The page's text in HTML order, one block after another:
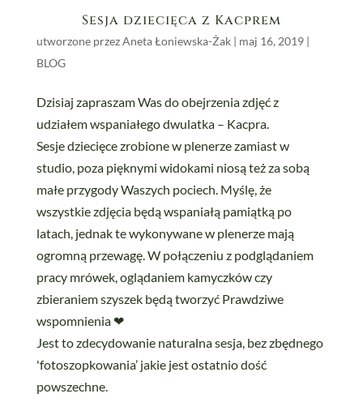
Sesja dziecięca z Kacprem
utworzone przezAneta Łoniewska-Żak| maj 16, 2019|
BLOG
Dzisiaj zapraszam Was do obejrzenia zdjęć z
udziałem wspaniałego dwulatka – Kacpra.
Sesje dziecięce zrobione w plenerze zamiast w
studio, poza pięknymi widokami niosą też za sobą
małe przygody Waszych pociech. Myślę, że
wszystkie zdjęcia będą wspaniałą pamiątką po
latach, jednak te wykonywane w plenerze mają
ogromną przewagę. W połączeniu z podglądaniem
pracy mrówek, oglądaniem kamyczków czy
zbieraniem szyszek będą tworzyć Prawdziwe
wspomnienia ❤
Jest to zdecydowanie naturalna sesja, bez zbędnego
'fotoszopkowania’ jakie jest ostatnio dość
powszechne.